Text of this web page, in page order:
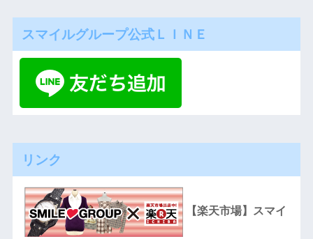
スマイルグループ公式ＬＩＮＥ
リンク
【楽天市場】スマイ